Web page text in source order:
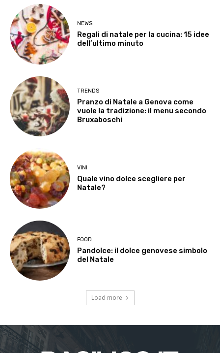
NEWS
Regali di natale per la cucina: 15 idee
dell’ultimo minuto
TRENDS
Pranzo di Natale a Genova come
vuole la tradizione: il menu secondo
Bruxaboschi
VINI
Quale vino dolce scegliere per
Natale?
FOOD
Pandolce: il dolce genovese simbolo
del Natale
Load more